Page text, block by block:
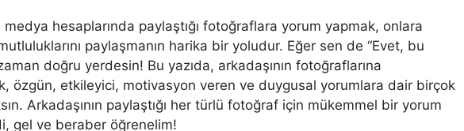
hesaplarında paylaştığı fotoğraflara yorum yapmak, onlara
paylaşmanın harika bir yoludur. Eğer sen de “Evet, bu
doğru yerdesin! Bu yazıda, arkadaşının fotoğraflarına
özgün, etkileyici, motivasyon veren ve duygusal yorumlara dair birçok
Arkadaşının paylaştığı her türlü fotoğraf için mükemmel bir yorum
gel ve beraber öğrenelim!